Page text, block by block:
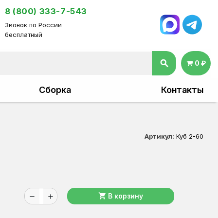
8 (800) 333-7-543
Звонок по России
бесплатный
search 0 ₽
Сборка Контакты
Артикул: Куб 2-60
remove add shopping_cart В корзину